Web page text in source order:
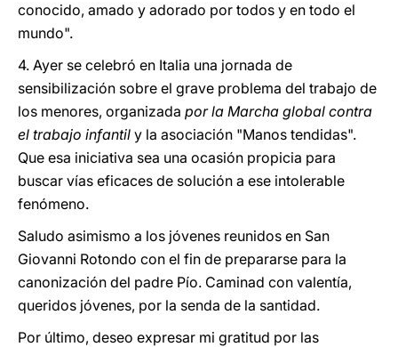
conocido, amado y adorado por todos y en todo el
mundo".
4. Ayer se celebró en Italia una jornada de
sensibilización sobre el grave problema del trabajo de
los menores, organizada por la Marcha global contra
el trabajo infantil y la asociación "Manos tendidas".
Que esa iniciativa sea una ocasión propicia para
buscar vías eficaces de solución a ese intolerable
fenómeno.
Saludo asimismo a los jóvenes reunidos en San
Giovanni Rotondo con el fin de prepararse para la
canonización del padre Pío. Caminad con valentía,
queridos jóvenes, por la senda de la santidad.
Por último, deseo expresar mi gratitud por las